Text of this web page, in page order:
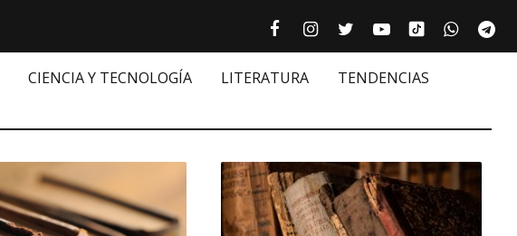
 Facebook culturizando.com |
 Instagram
 Twitter
 Youtube
Tiktok
 
CIENCIA Y TECNOLOGÍA LITERATURA TENDENCIAS